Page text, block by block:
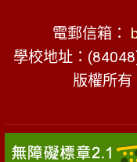
電郵信箱：
學校地址：
版權所